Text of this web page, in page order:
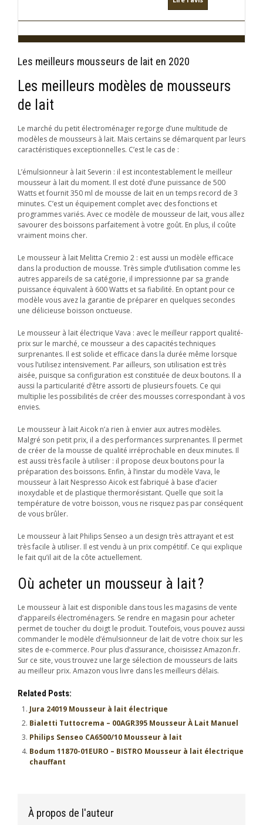
Les meilleurs mousseurs de lait en 2020
Les meilleurs modèles de mousseurs
de lait
Le marché du petit électroménager regorge d’une multitude de
modèles de mousseurs à lait. Mais certains se démarquent par leurs
caractéristiques exceptionnelles. C’est le cas de :
L’émulsionneur à lait Severin : il est incontestablement le meilleur
mousseur à lait du moment. Il est doté d’une puissance de 500
Watts et fournit 350 ml de mousse de lait en un temps record de 3
minutes. C’est un équipement complet avec des fonctions et
programmes variés. Avec ce modèle de mousseur de lait, vous allez
savourer des boissons parfaitement à votre goût. En plus, il coûte
vraiment moins cher.
Le mousseur à lait Melitta Cremio 2 : est aussi un modèle efficace
dans la production de mousse. Très simple d’utilisation comme les
autres appareils de sa catégorie, il impressionne par sa grande
puissance équivalent à 600 Watts et sa fiabilité. En optant pour ce
modèle vous avez la garantie de préparer en quelques secondes
une délicieuse boisson onctueuse.
Le mousseur à lait électrique Vava : avec le meilleur rapport qualité-
prix sur le marché, ce mousseur a des capacités techniques
surprenantes. Il est solide et efficace dans la durée même lorsque
vous l’utilisez intensivement. Par ailleurs, son utilisation est très
aisée, puisque sa configuration est constituée de deux boutons. Il a
aussi la particularité d’être assorti de plusieurs fouets. Ce qui
multiplie les possibilités de créer des mousses correspondant à vos
envies.
Le mousseur à lait Aicok n’a rien à envier aux autres modèles.
Malgré son petit prix, il a des performances surprenantes. Il permet
de créer de la mousse de qualité irréprochable en deux minutes. Il
est aussi très facile à utiliser : il propose deux boutons pour la
préparation des boissons. Enfin, à l’instar du modèle Vava, le
mousseur à lait Nespresso Aicok est fabriqué à base d’acier
inoxydable et de plastique thermorésistant. Quelle que soit la
température de votre boisson, vous ne risquez pas par conséquent
de vous brûler.
Le mousseur à lait Philips Senseo a un design très attrayant et est
très facile à utiliser. Il est vendu à un prix compétitif. Ce qui explique
le fait qu’il ait de la côte actuellement.
Où acheter un mousseur à lait ?
Le mousseur à lait est disponible dans tous les magasins de vente
d’appareils électroménagers. Se rendre en magasin pour acheter
permet de toucher du doigt le produit. Toutefois, vous pouvez aussi
commander le modèle d’émulsionneur de lait de votre choix sur les
sites de e-commerce. Pour plus d’assurance, choisissez Amazon.fr.
Sur ce site, vous trouvez une large sélection de mousseurs de laits
au meilleur prix. Amazon vous livre dans les meilleurs délais.
Related Posts:
Jura 24019 Mousseur à lait électrique
Bialetti Tuttocrema – 00AGR395 Mousseur À Lait Manuel
Philips Senseo CA6500/10 Mousseur à lait
Bodum 11870-01EURO – BISTRO Mousseur à lait électrique
chauffant
À propos de l'auteur